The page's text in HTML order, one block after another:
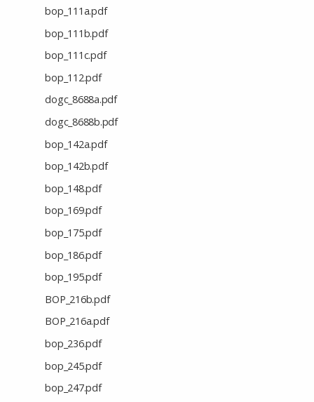
bop_111a.pdf
bop_111b.pdf
bop_111c.pdf
bop_112.pdf
dogc_8688a.pdf
dogc_8688b.pdf
bop_142a.pdf
bop_142b.pdf
bop_148.pdf
bop_169.pdf
bop_175.pdf
bop_186.pdf
bop_195.pdf
BOP_216b.pdf
BOP_216a.pdf
bop_236.pdf
bop_245.pdf
bop_247.pdf